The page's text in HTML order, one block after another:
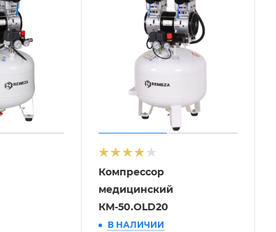
Компрессор
медицинский
КМ-50.OLD20
В НАЛИЧИИ